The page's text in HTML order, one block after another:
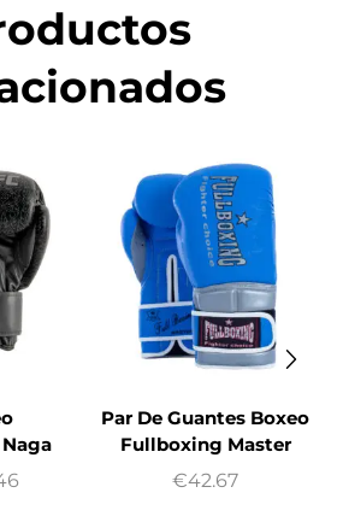
Par De Guantes Boxeo
Fullboxing Master
€42.67